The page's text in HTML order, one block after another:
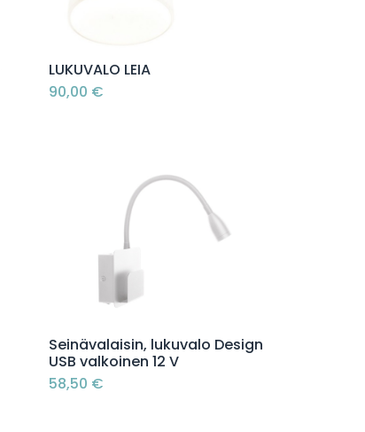
Lisää ostoskoriin
LUKUVALO LEIA
90,00 €
Lisää ostoskoriin
Seinävalaisin, lukuvalo Design
USB valkoinen 12 V
58,50 €